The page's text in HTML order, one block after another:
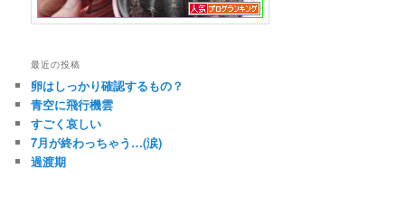
最近の投稿
卵はしっかり確認するもの？
青空に飛行機雲
すごく哀しい
7月が終わっちゃう…(涙)
過渡期